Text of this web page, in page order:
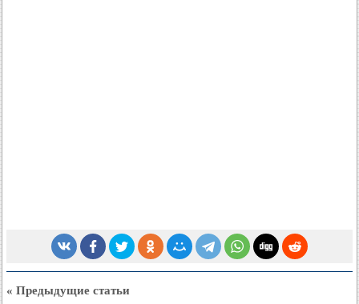
« Предыдущие статьи